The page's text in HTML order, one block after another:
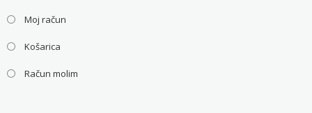
Moj račun
Košarica
Račun molim